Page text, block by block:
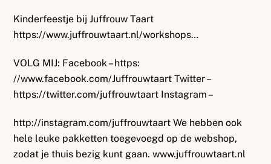
Kinderfeestje bij Juffrouw Taart
https://www.juffrouwtaart.nl/workshops…
VOLG MIJ: Facebook – https:
//www.facebook.com/Juffrouwtaart Twitter –
https://twitter.com/juffrouwtaart Instagram –
http://instagram.com/juffrouwtaart We hebben ook
hele leuke pakketten toegevoegd op de webshop,
zodat je thuis bezig kunt gaan. www.juffrouwtaart.nl